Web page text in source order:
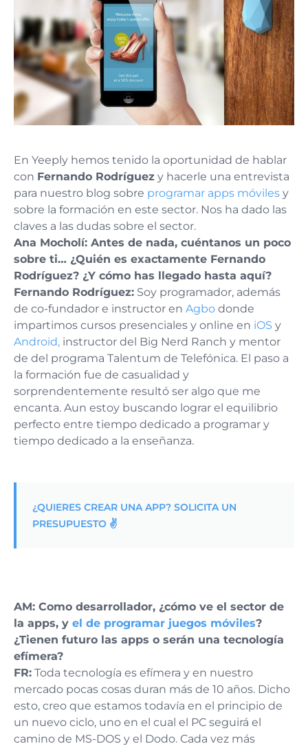
En Yeeply hemos tenido la oportunidad de hablar
con Fernando Rodríguez y hacerle una entrevista
para nuestro blog sobre programar apps móviles y
sobre la formación en este sector. Nos ha dado las
claves a las dudas sobre el sector.
Ana Mocholí: Antes de nada, cuéntanos un poco
sobre ti… ¿Quién es exactamente Fernando
Rodríguez? ¿Y cómo has llegado hasta aquí?
Fernando Rodríguez: Soy programador, además
de co-fundador e instructor en Agbo donde
impartimos cursos presenciales y online en iOS y
Android, instructor del Big Nerd Ranch y mentor
de del programa Talentum de Telefónica. El paso a
la formación fue de casualidad y
sorprendentemente resultó ser algo que me
encanta. Aun estoy buscando lograr el equilibrio
perfecto entre tiempo dedicado a programar y
tiempo dedicado a la enseñanza.
¿QUIERES CREAR UNA APP? SOLICITA UN
PRESUPUESTO ✌️
AM: Como desarrollador, ¿cómo ve el sector de
la apps, y el de programar juegos móviles?
¿Tienen futuro las apps o serán una tecnología
efímera?
FR: Toda tecnología es efímera y en nuestro
mercado pocas cosas duran más de 10 años. Dicho
esto, creo que estamos todavía en el principio de
un nuevo ciclo, uno en el cual el PC seguirá el
camino de MS-DOS y el Dodo. Cada vez más